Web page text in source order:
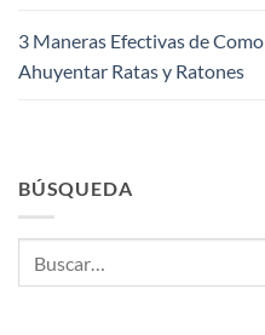
3 Maneras Efectivas de Como
Ahuyentar Ratas y Ratones
BÚSQUEDA